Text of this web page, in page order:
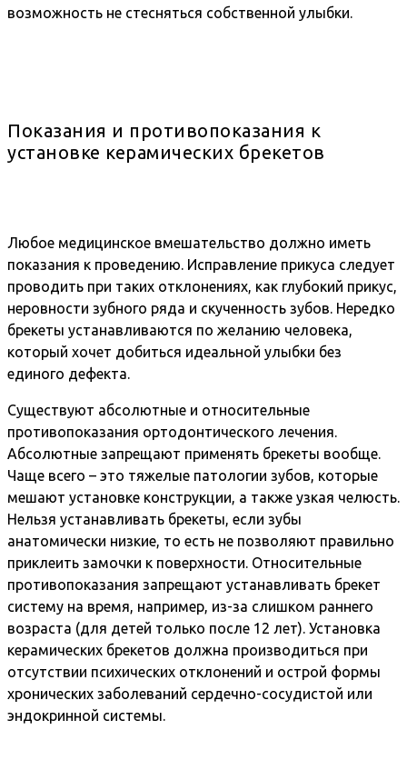
возможность не стесняться собственной улыбки.
Показания и противопоказания к
установке керамических брекетов
Любое медицинское вмешательство должно иметь
показания к проведению. Исправление прикуса следует
проводить при таких отклонениях, как глубокий прикус,
неровности зубного ряда и скученность зубов. Нередко
брекеты устанавливаются по желанию человека,
который хочет добиться идеальной улыбки без
единого дефекта.
Существуют абсолютные и относительные
противопоказания ортодонтического лечения.
Абсолютные запрещают применять брекеты вообще.
Чаще всего – это тяжелые патологии зубов, которые
мешают установке конструкции, а также узкая челюсть.
Нельзя устанавливать брекеты, если зубы
анатомически низкие, то есть не позволяют правильно
приклеить замочки к поверхности. Относительные
противопоказания запрещают устанавливать брекет
систему на время, например, из-за слишком раннего
возраста (для детей только после 12 лет). Установка
керамических брекетов должна производиться при
отсутствии психических отклонений и острой формы
хронических заболеваний сердечно-сосудистой или
эндокринной системы.